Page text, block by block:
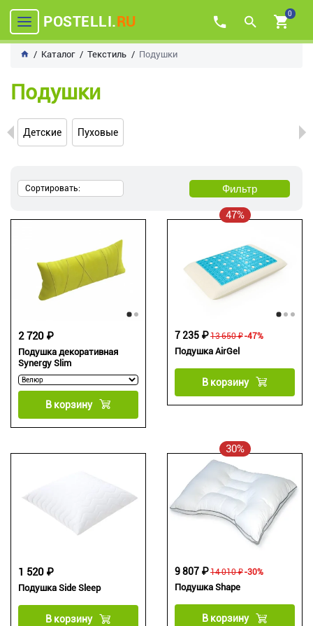
POSTELLI.RU 0
Каталог Текстиль Подушки
Подушки
Детские Пуховые
Сортировать: Фильтр
Подушка декоративная
Synergy Slim
2 720 ₽
В корзину
47%
Подушка AirGel
13 650 ₽
7 235 ₽ -47%
В корзину
Подушка Side Sleep
1 520 ₽
В корзину
30%
Подушка Shape
14 010 ₽
9 807 ₽ -30%
В корзину